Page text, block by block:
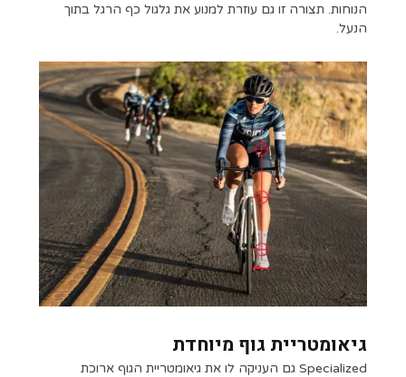
הנוחות. תצורה זו גם עוזרת למנוע את גלגול כף הרגל בתוך
הנעל.
גיאומטריית גוף מיוחדת
Specialized גם העניקה לו את גיאומטריית הגוף ארוכת